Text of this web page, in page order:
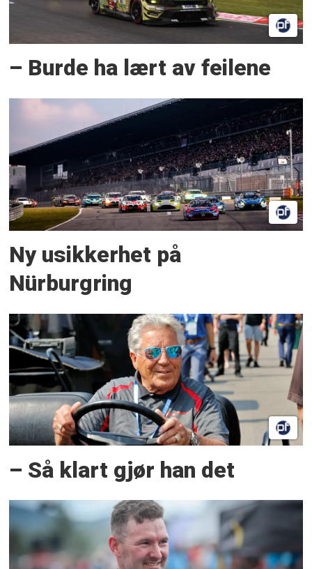
– Burde ha lært av feilene
Ny usikkerhet på
Nürburgring
– Så klart gjør han det